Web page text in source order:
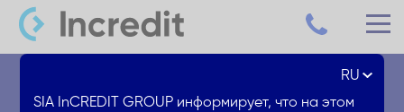
RU
SIA InCREDIT GROUP информирует, что на этом